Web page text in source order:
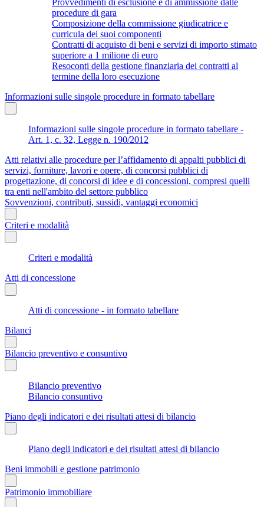
procedure di gara
Composizione della commissione giudicatrice e
curricula dei suoi componenti
Contratti di acquisto di beni e servizi di importo stimato
superiore a 1 milione di euro
Resoconti della gestione finanziaria dei contratti al
termine della loro esecuzione
Informazioni sulle singole procedure in formato tabellare
Informazioni sulle singole procedure in formato tabellare -
Art. 1, c. 32, Legge n. 190/2012
Atti relativi alle procedure per l’affidamento di appalti pubblici di
servizi, forniture, lavori e opere, di concorsi pubblici di
progettazione, di concorsi di idee e di concessioni, compresi quelli
tra enti nell'ambito del settore pubblico
Sovvenzioni, contributi, sussidi, vantaggi economici
Criteri e modalità
Criteri e modalità
Atti di concessione
Atti di concessione - in formato tabellare
Bilanci
Bilancio preventivo e consuntivo
Bilancio preventivo
Bilancio consuntivo
Piano degli indicatori e dei risultati attesi di bilancio
Piano degli indicatori e dei risultati attesi di bilancio
Beni immobili e gestione patrimonio
Patrimonio immobiliare